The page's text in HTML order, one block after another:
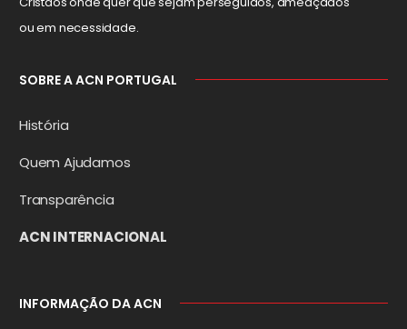
ou em necessidade.
SOBRE A ACN PORTUGAL
História
Quem Ajudamos
Transparência
ACN INTERNACIONAL
INFORMAÇÃO DA ACN